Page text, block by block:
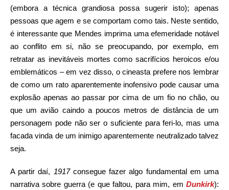
(embora a técnica grandiosa possa sugerir isto); apenas
pessoas que agem e se comportam como tais. Neste sentido,
é interessante que Mendes imprima uma efemeridade notável
ao conflito em si, não se preocupando, por exemplo, em
retratar as inevitáveis mortes como sacrifícios heroicos e/ou
emblemáticos – em vez disso, o cineasta prefere nos lembrar
de como um rato aparentemente inofensivo pode causar uma
explosão apenas ao passar por cima de um fio no chão, ou
que um avião caindo a poucos metros de distância de um
personagem pode não ser o suficiente para feri-lo, mas uma
facada vinda de um inimigo aparentemente neutralizado talvez
seja.
A partir daí, 1917consegue fazer algo fundamental em uma
narrativa sobre guerra (e que faltou, para mim, em Dunkirk):